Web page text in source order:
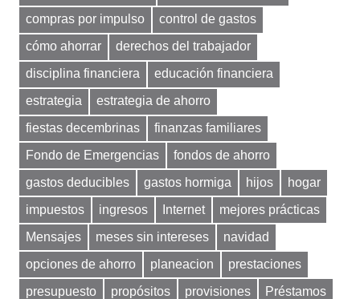
compras por impulso
control de gastos
cómo ahorrar
derechos del trabajador
disciplina financiera
educación financiera
estrategia
estrategia de ahorro
fiestas decembrinas
finanzas familiares
Fondo de Emergencias
fondos de ahorro
gastos deducibles
gastos hormiga hijos
hogar
impuestos
ingresos Internet
mejores prácticas
Mensajes
meses sin intereses
navidad
opciones de ahorro
planeacion
prestaciones
presupuesto
propósitos provisiones Préstamos